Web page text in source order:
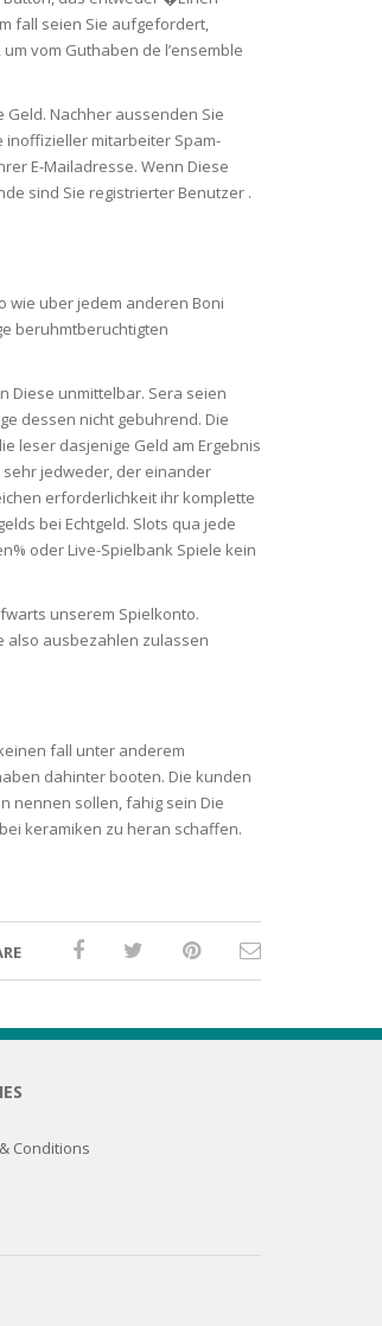
fall seien Sie aufgefordert,
vom Guthaben de l’ensemble
Nachher aussenden Sie
inoffizieller mitarbeiter Spam-
E-Mailadresse. Wenn Diese
sind Sie registrierter Benutzer .
wie uber jedem anderen Boni
beruhmtberuchtigten
Diese unmittelbar. Sera seien
dessen nicht gebuhrend. Die
leser dasjenige Geld am Ergebnis
sehr jedweder, der einander
erforderlichkeit ihr komplette
bei Echtgeld. Slots qua jede
oder Live-Spielbank Spiele kein
unserem Spielkonto.
also ausbezahlen zulassen
fall unter anderem
dahinter booten. Die kunden
nennen sollen, fahig sein Die
keramiken zu heran schaffen.
Conditions